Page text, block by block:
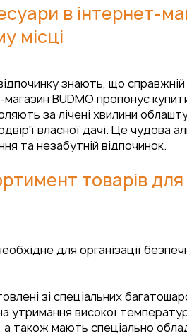
в інтернет-
місці
знають, що
BUDMO пропонує
за лічені хвилини
власної дачі. Це чудова
та незабутній відпочинок.
товарів для
для організації
зі спеціальних
утримання високої
а також мають спеціально